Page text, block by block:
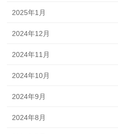
2025年1月
2024年12月
2024年11月
2024年10月
2024年9月
2024年8月